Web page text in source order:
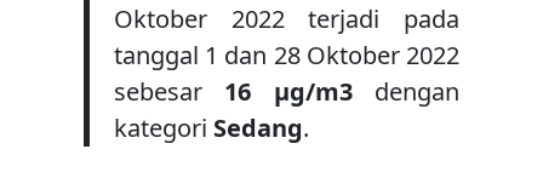
Oktober 2022 terjadi pada
tanggal 1 dan 28 Oktober 2022
sebesar 16 μg/m3dengan
kategori Sedang.